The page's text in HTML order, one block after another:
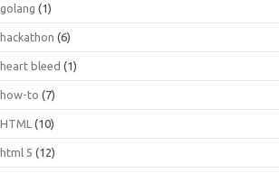
golang (1)
hackathon (6)
heart bleed (1)
how-to (7)
HTML (10)
html 5 (12)